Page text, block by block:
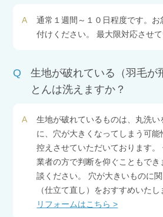
A
通常１週間～１０日程度です。お
付けください。 最大限対応させて
Q
生地が破れている（羽毛が
とんは洗えますか？
A
生地が破れているものは、丸洗い
に、穴が大きくなってしまう可能
控えさせていただいております
業者の方で判断を仰ぐこともでき
談ください。 穴が大きいものに
（仕立て直し）をおすすめいたし
リフォームはこちら >